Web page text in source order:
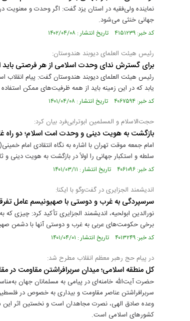
نماینده ولی‌فقیه در استان یزد گفت: اگر وحدت و معنویت
جهانی خنثی می‌شود.
کد خبر: ۴۱۵۱۲۳۹ تاریخ انتشار : ۱۴۰۲/۰۴/۰۸
رئیس هیئت العلمای دیوبند هندوستان:
برای گسترش ندای وحدت اسلامی از هر فرصتی باید
رئیس هیئت العلمای دیوبند هندوستان گفت: پیام
یابد که در این زمینه باید از همه ظرفیت‌های ممکن
کد خبر: ۴۰۶۷۵۹۴ تاریخ انتشار : ۱۴۰۱/۰۴/۰۸
حجت‌الاسلام و المسلمین ابوترابی‌فرد بیان کرد:
بازگشت به هویت دینی و وحدت امت اسلام؛ دو راه
امام جمعه موقت تهران با اشاره به نگاه انتقادی امام
سلطه و استکبار جهانی را اولاً در بازگشت به هویت دینی
کد خبر: ۴۰۶۱۰۹۶ تاریخ انتشار : ۱۴۰۱/۰۳/۱۱
اندیشمند الجزایری در گفت‌وگو با ایکنا:
سرسپردگی به غرب و دوستی با صهیونیسم عامل
نورالدین ابولحیه، اندیشمند الجزایری تأکید کرد: چیزی
برخی حکومت‌های عربی به غرب و دوستی آنها با دشمن
کد خبر: ۴۰۱۳۲۴۹ تاریخ انتشار : ۱۴۰۱/۰۴/۰۱
در پیام حج رهبر معظم انقلاب مطرح شد:
کل منطقه اسلامی؛ میدان سربرافراشتن مقاومت در
حضرت آیت‌الله خامنه‌ای در پیامی به مسلمانان جهان
سربرافراشتن عناصر مقاومت و بیداری به خصوص در
وعده صادق الهی، نصرت مجاهدان است و نخستین اثر این
کشورهای اسلامی است.